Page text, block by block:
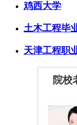
鸡西大学
土木工程毕
天津工程职
院校